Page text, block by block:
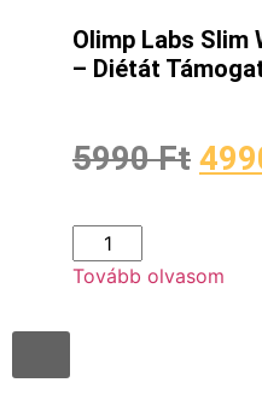
Olimp Labs Slim
– Diétát
5990Ft
Tovább olvasom